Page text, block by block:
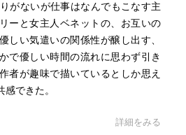
がないが仕事はなんでもこなす主
ーと女主人ベネットの、お互いの
しい気遣いの関係性が醸し出す、
で優しい時間の流れに思わず引き
者が趣味で描いているとしか思え
できた。
詳細をみる